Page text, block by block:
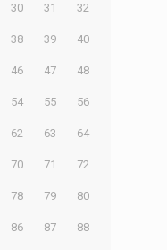
30 31 32
38 39 40
46 47 48
54 55 56
62 63 64
70 71 72
78 79 80
86 87 88